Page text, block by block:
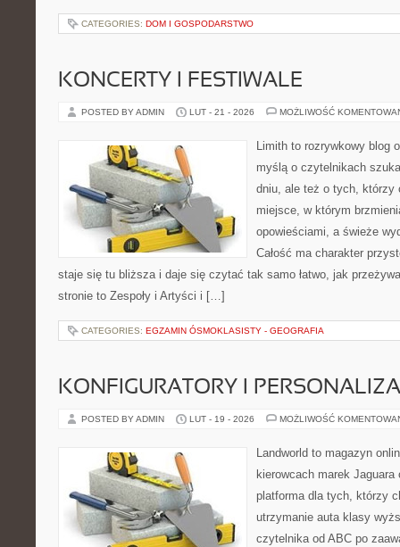
CATEGORIES: DOM I GOSPODARSTWO
KONCERTY I FESTIWALE
POSTED BY ADMIN LUT - 21 - 2026 MOŻLIWOŚĆ
Limith to rozrywkowy blog
myślą o czytelnikach
dniu, ale też o tych, którzy
miejsce, w którym
opowieściami, a świeże
Całość ma charakter
staje się tu bliższa i daje się czytać tak samo łatwo, jak
stronie to Zespoły i Artyści i […]
CATEGORIES: EGZAMIN ÓSMOKLASISTY - GEOGRAFIA
KONFIGURATORY I
POSTED BY ADMIN LUT - 19 - 2026 MOŻLIWOŚĆ
Landworld to magazyn
kierowcach marek Jaguara
platforma dla tych, którzy
utrzymanie auta klasy
czytelnika od ABC po